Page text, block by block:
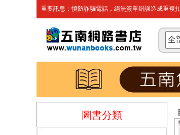
重要訊息：慎防詐騙電話，絕無簽單錯誤造成重複
圖書分類